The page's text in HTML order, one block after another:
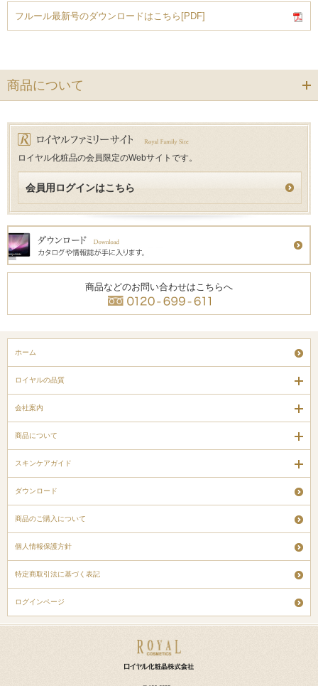
フルール最新号のダウンロードはこちら[PDF]
商品について
ロイヤル化粧品の会員限定のWebサイトです。
会員用ログインはこちら
商品などのお問い合わせはこちらへ
ホーム
ロイヤルの品質
会社案内
商品について
スキンケアガイド
ダウンロード
商品のご購入について
個人情報保護方針
特定商取引法に基づく表記
ログインページ